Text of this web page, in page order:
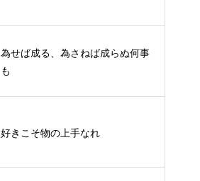
為せば成る、為さねば成らぬ何事
も
好きこそ物の上手なれ